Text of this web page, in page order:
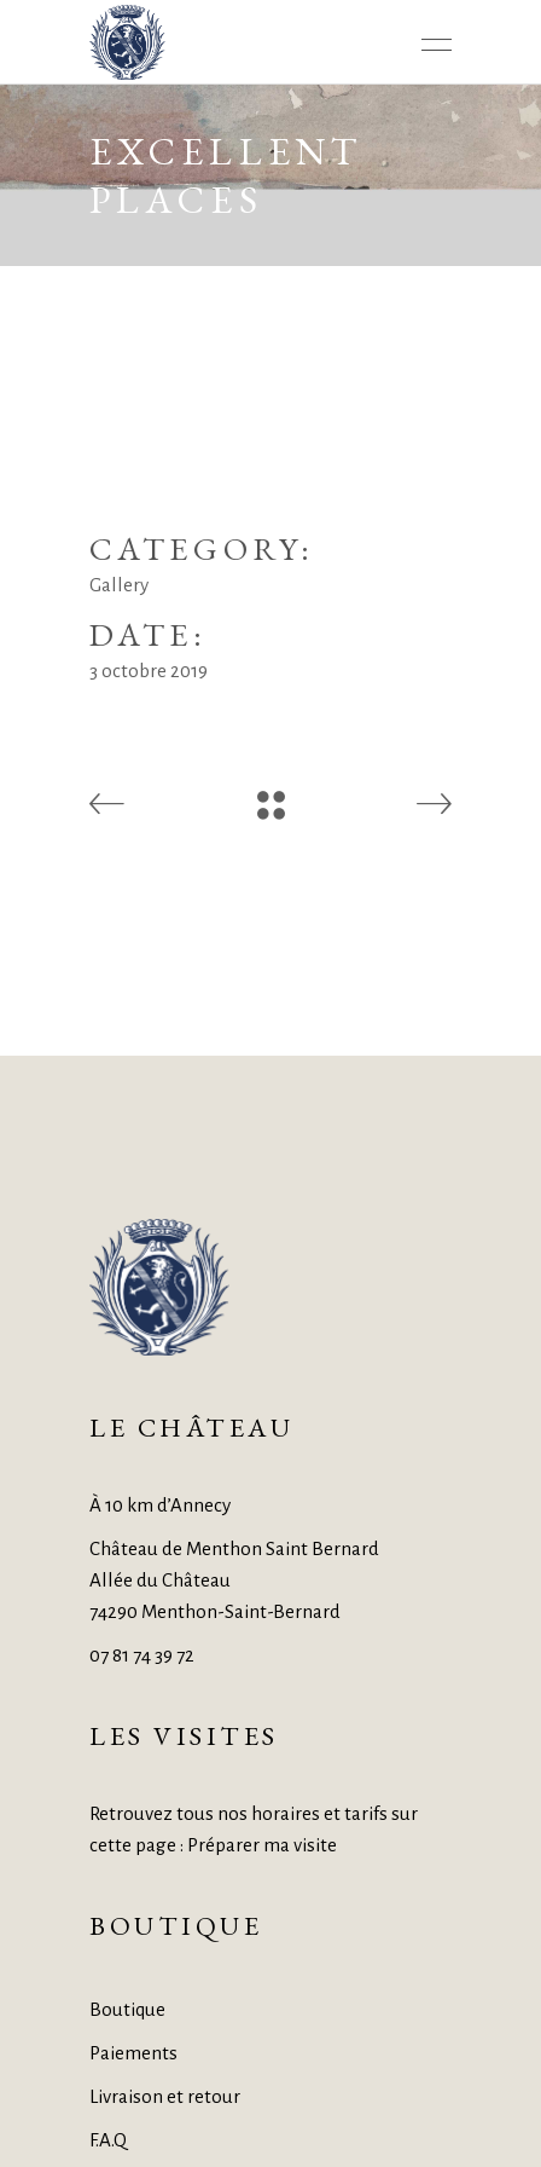
EXCELLENT
PLACES
CATEGORY:
Gallery
DATE:
3 octobre 2019
LE CHÂTEAU
À 10 km d’Annecy
Château de Menthon Saint Bernard
Allée du Château
74290 Menthon-Saint-Bernard
07 81 74 39 72
LES VISITES
Retrouvez tous nos horaires et tarifs sur
cette page : Préparer ma visite
BOUTIQUE
Boutique
Paiements
Livraison et retour
F.A.Q